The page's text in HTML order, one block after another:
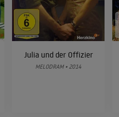
Julia und der Offizier
MELODRAM • 2014